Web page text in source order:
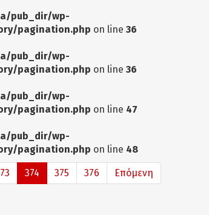
pub_dir/wp-
pagination.php on line 36
pub_dir/wp-
pagination.php on line 36
pub_dir/wp-
pagination.php on line 47
pub_dir/wp-
pagination.php on line 48
374 375 376 Επόμενη